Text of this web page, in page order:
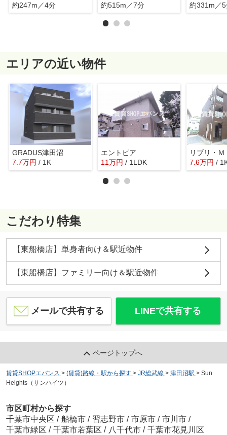
約247m／4分
約515m／7分
約331m／
エリアの近い物件
GRADUS津田沼
7.7万円 / 1K
エントピア
11万円 / 1LDK 7.6万円 /
こだわり特集
【東船橋店】単身者向け＆駅近物件
【東船橋店】ファミリー向け＆駅近物件
メールで共有する LINEで共有する
ページトップへ
賃貸SHOPエバンス > (賃貸)路線・駅から探す > JR総武線 > 津田沼駅 > Sun
Heights（サンハイツ）
市区町村から探す
千葉市中央区 / 船橋市 / 習志野市 / 市原市 / 市川市 /
千葉市緑区 / 千葉市若葉区 / 八千代市 / 千葉市花見川区